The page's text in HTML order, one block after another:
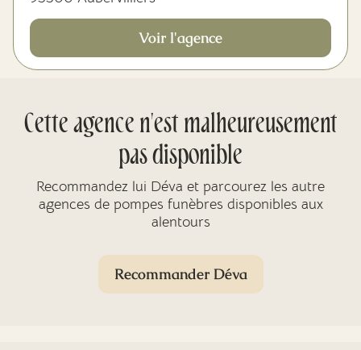
Voir l'agence
Cette agence n'est malheureusement
pas disponible
Recommandez lui Déva et parcourez les autre
agences de pompes funèbres disponibles aux
alentours
Recommander Déva